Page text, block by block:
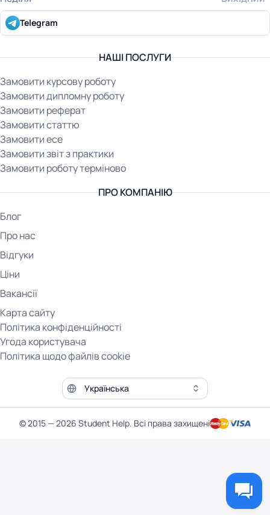
НАШІ ПОСЛУГИ
Замовити курсову роботу
Замовити дипломну роботу
Замовити реферат
Замовити статтю
Замовити есе
Замовити звіт з практики
Замовити роботу терміново
ПРО КОМПАНІЮ
Блог
Про нас
Відгуки
Ціни
Вакансії
Карта сайту
Політика конфіденційності
Угода користувача
Політика щодо файлів cookie
Telegram
Мова сайту
© 2015 — 2026 Student Help. Всі права захищені